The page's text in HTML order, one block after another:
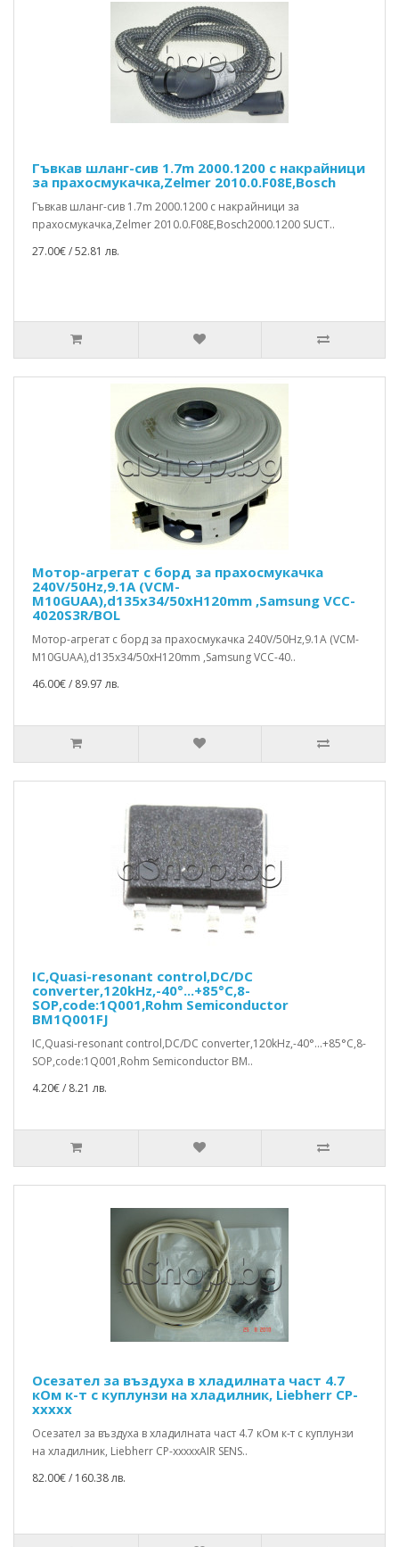
Гъвкав шланг-сив 1.7m 2000.1200 с накрайници
за прахосмукачка,Zelmer 2010.0.F08E,Bosch
Гъвкав шланг-сив 1.7m 2000.1200 с накрайници за
прахосмукачка,Zelmer 2010.0.F08E,Bosch2000.1200 SUCT..
27.00€ / 52.81 лв.
Мотор-агрегат с борд за прахосмукачка
240V/50Hz,9.1A (VCM-
M10GUAA),d135x34/50xH120mm ,Samsung VCC-
4020S3R/BOL
Мотор-агрегат с борд за прахосмукачка 240V/50Hz,9.1A (VCM-
M10GUAA),d135x34/50xH120mm ,Samsung VCC-40..
46.00€ / 89.97 лв.
IC,Quasi-resonant control,DC/DC
converter,120kHz,-40°...+85°C,8-
SOP,code:1Q001,Rohm Semiconductor
BM1Q001FJ
IC,Quasi-resonant control,DC/DC converter,120kHz,-40°...+85°C,8-
SOP,code:1Q001,Rohm Semiconductor BM..
4.20€ / 8.21 лв.
Осезател за въздуха в хладилната част 4.7
кOм к-т с куплунзи на хладилник, Liebherr CP-
xxxxx
Осезател за въздуха в хладилната част 4.7 кOм к-т с куплунзи
на хладилник, Liebherr CP-xxxxxAIR SENS..
82.00€ / 160.38 лв.